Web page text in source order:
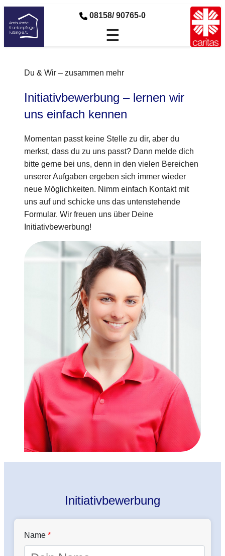
08158/ 90765-0
☰
Du & Wir – zusammen mehr
Initiativbewerbung – lernen wir
uns einfach kennen
Momentan passt keine Stelle zu dir, aber du
merkst, dass du zu uns passt? Dann melde dich
bitte gerne bei uns, denn in den vielen Bereichen
unserer Aufgaben ergeben sich immer wieder
neue Möglichkeiten. Nimm einfach Kontakt mit
uns auf und schicke uns das untenstehende
Formular. Wir freuen uns über Deine
Initiativbewerbung!
Initiativbewerbung
Name *